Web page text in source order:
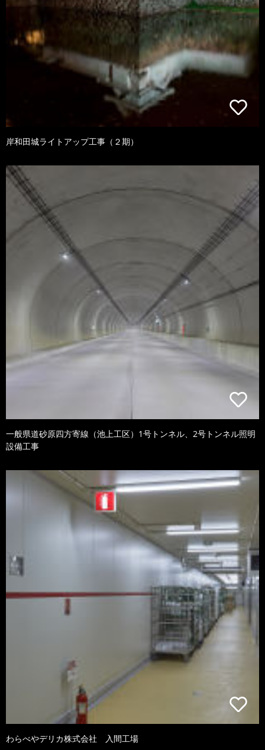
岸和田城ライトアップ工事（２期）
一般県道砂原四方寄線（池上工区）1号トンネル、2号トンネル照明
設備工事
わらべやデリカ株式会社 入間工場